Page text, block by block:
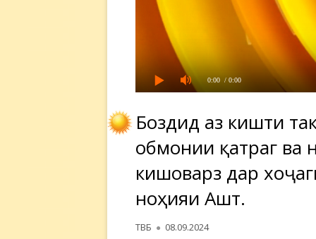
0:00 / 0:00
Боздид аз кишти
обмонии қатрагӣ
кишоварзӣ дар
ноҳияи Ашт.
Автор
ТВБ Опубликовано
08.09.2024